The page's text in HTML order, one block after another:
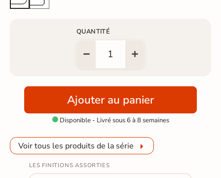
QUANTITÉ
Ajouter au panier
Disponible - Livré sous 6 à 8 semaines
Voir tous les produits de la série
LES FINITIONS ASSORTIES